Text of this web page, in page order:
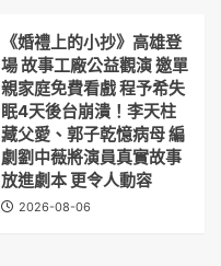
《婚禮上的小抄》高雄登
場 故事工廠公益觀演 邀單
親家庭免費看戲 程予希失
眠4天後台崩潰！李天柱
藏父愛、郭子乾憶病母 編
劇劉中薇將演員真實故事
放進劇本 更令人動容
2026-08-06